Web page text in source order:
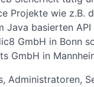
Projekte wie z.B.
Java basierten
GmbH in Bonn
GmbH in
Administratoren,